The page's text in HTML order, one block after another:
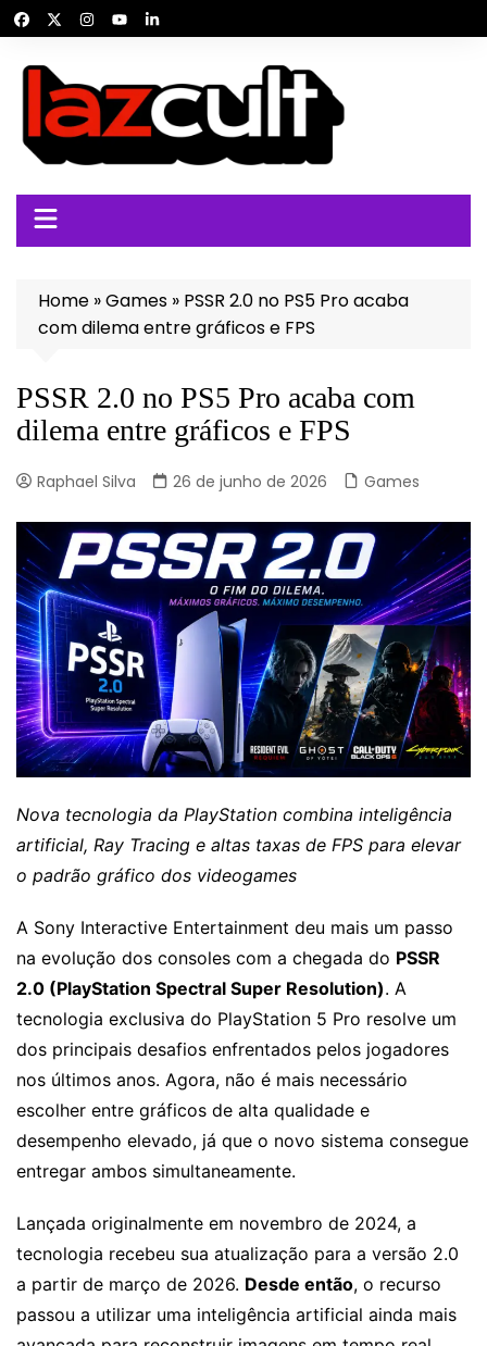
para
conteúdo
Home »Games » PSSR 2.0 no PS5 Pro acaba
com dilema entre gráficos e FPS
PSSR 2.0 no PS5 Pro acaba com
dilema entre gráficos e FPS
Raphael Silva 26 de junho de 2026 Games
Nova tecnologia da PlayStation combina inteligência
artificial, Ray Tracing e altas taxas de FPS para elevar
o padrão gráfico dos videogames
A Sony Interactive Entertainment deu mais um passo
na evolução dos consoles com a chegada do PSSR
2.0 (PlayStation Spectral Super Resolution). A
tecnologia exclusiva do PlayStation 5 Pro resolve um
dos principais desafios enfrentados pelos jogadores
nos últimos anos. Agora, não é mais necessário
escolher entre gráficos de alta qualidade e
desempenho elevado, já que o novo sistema consegue
entregar ambos simultaneamente.
Lançada originalmente em novembro de 2024, a
tecnologia recebeu sua atualização para a versão 2.0
a partir de março de 2026. Desde então, o recurso
passou a utilizar uma inteligência artificial ainda mais